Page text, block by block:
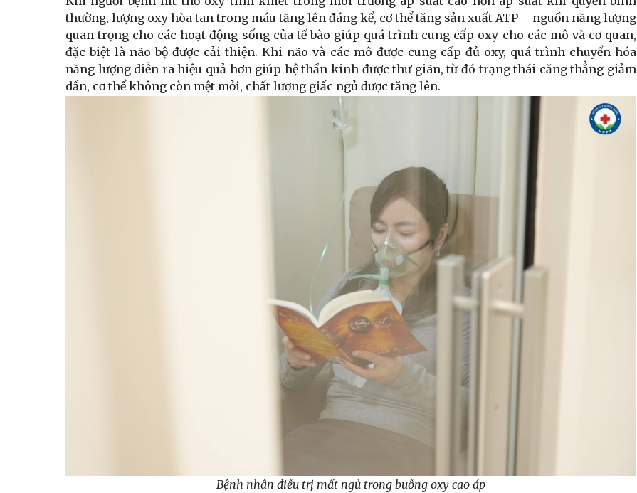
thường, lượng oxy hòa tan trong máu tăng lên đáng kể, cơ thể tăng sản xuất ATP – nguồn năng lượng
quan trọng cho các hoạt động sống của tế bào giúp quá trình cung cấp oxy cho các mô và cơ quan,
đặc biệt là não bộ được cải thiện. Khi não và các mô được cung cấp đủ oxy, quá trình chuyển hóa
năng lượng diễn ra hiệu quả hơn giúp hệ thần kinh được thư giãn, từ đó trạng thái căng thẳng giảm
dần, cơ thể không còn mệt mỏi, chất lượng giấc ngủ được tăng lên.
Bệnh nhân điều trị mất ngủ trong buồng oxy cao áp